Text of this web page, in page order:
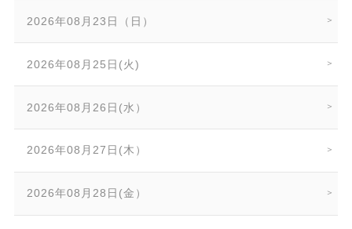
2026年08月23日（日）
2026年08月25日(火)
2026年08月26日(水）
2026年08月27日(木）
2026年08月28日(金）